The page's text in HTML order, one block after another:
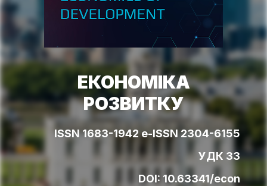
ЕКОНОМІКА
РОЗВИТКУ
ISSN 1683-1942 e-ISSN 2304-6155
УДК 33
DOI: 10.63341/econ